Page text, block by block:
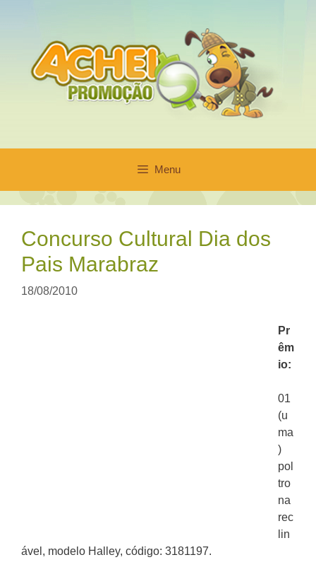
conteúdo
Menu
Concurso Cultural Dia dos
Pais Marabraz
18/08/2010
Pr
êm
io:
01
(u
ma
)
pol
tro
na
rec
lin
ável, modelo Halley, código: 3181197.